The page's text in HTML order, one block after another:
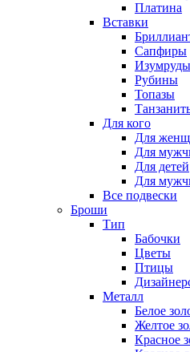
Платина
Вставки
Сапфиры
Изумруды
Рубины
Топазы
Для кого
Для
Для
Для детей
Для
Все подвески
Броши
Тип
Бабочки
Цветы
Птицы
Металл
Белое
Желтое
Красное